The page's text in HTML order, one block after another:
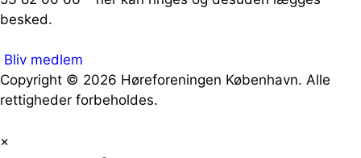
besked.
Bliv medlem
Copyright © 2026 Høreforeningen København. Alle
rettigheder forbeholdes.
×